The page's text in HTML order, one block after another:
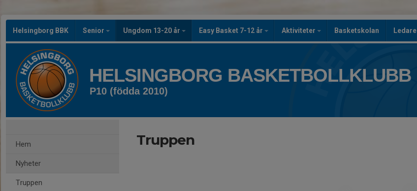
Helsingborg BBK Senior Ungdom 13-20 år Easy Basket 7-12 år Aktiviteter Basketskolan Ledare
HELSINGBORG BASKETBOLLKLUBB
P10 (födda 2010)
Hem
Nyheter
Truppen
Truppen